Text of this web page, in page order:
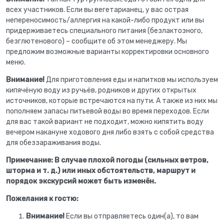
всех участников. Если вы вегетарианец, у вас острая
непереносимость/аллергия на какой-либо продукт или вы
придерживаетесь специального питания (безлактозного,
безглютенового) – сообщите об этом менеджеру. Мы
предложим возможные варианты корректировки основного
меню.
Внимание!Для приготовления еды и напитков мы используем
кипячёную воду из ручьёв, родников и других открытых
источников, которые встречаются на пути. А также из них мы
пополняем запасы питьевой воды во время переходов. Если
для вас такой вариант не подходит, можно кипятить воду
вечером накануне ходового дня либо взять с собой средства
для обеззараживания воды.
Примечание: В случае плохой погоды (сильных ветров,
шторма и т. д.) или иных обстоятельств, маршрут и
порядок экскурсий может быть изменён.
Пожелания к гостю:
Внимание! Если вы отправляетесь один(а), то вам